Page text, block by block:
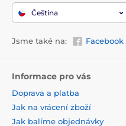
Čeština
Jsme také na: Facebook
Informace pro vás
Doprava a platba
Jak na vrácení zboží
Jak balíme objednávky